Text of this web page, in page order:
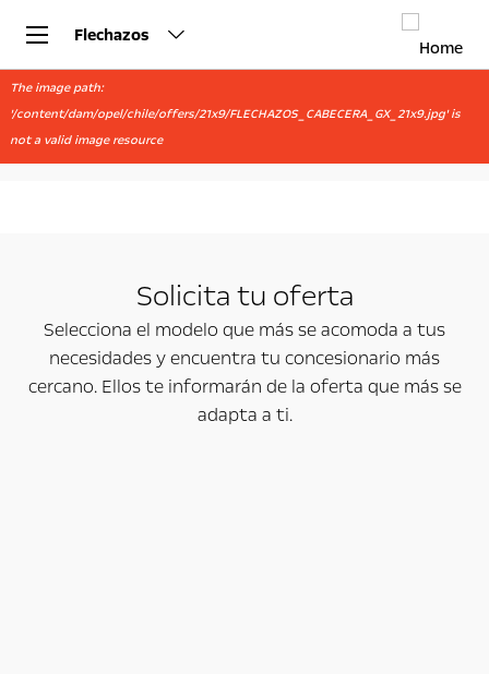
Flechazos
The image path:
'/content/dam/opel/chile/offers/21x9/FLECHAZOS_CABECERA_GX_21x9.jpg' is
not a valid image resource
Solicita tu oferta
Selecciona el modelo que más se acomoda a tus
necesidades y encuentra tu concesionario más
cercano. Ellos te informarán de la oferta que más se
adapta a ti.